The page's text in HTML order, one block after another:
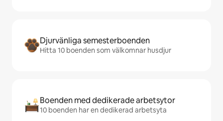
Djurvänliga semesterboenden
Hitta 10 boenden som välkomnar husdjur
Boenden med dedikerade arbetsytor
10 boenden har en dedikerad arbetsyta